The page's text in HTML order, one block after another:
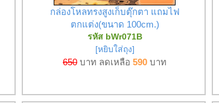
กล่องโหลทรงสูงเก็บตุ๊กตา แถมไฟ
ตกแต่ง(ขนาด 100cm.)
รหัส bWr071B
[หยิบใส่ถุง]
650 บาท ลดเหลือ590 บาท